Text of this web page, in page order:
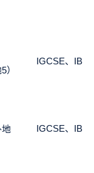
）
IGCSE、IB
地
IGCSE、IB